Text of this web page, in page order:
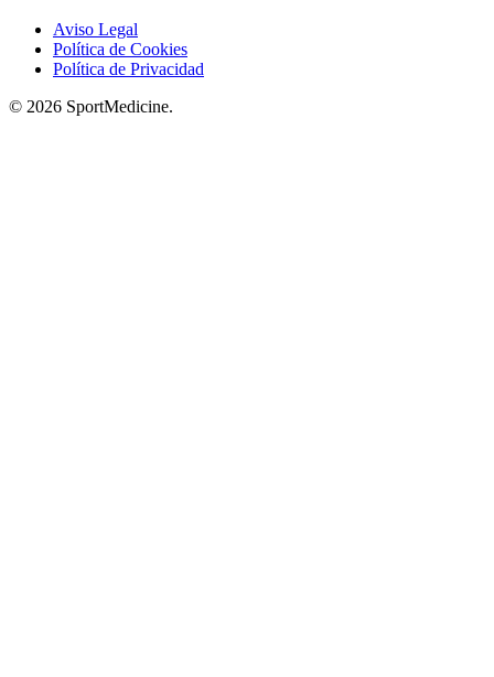
Aviso Legal
Política de Cookies
Política de Privacidad
© 2026 SportMedicine.